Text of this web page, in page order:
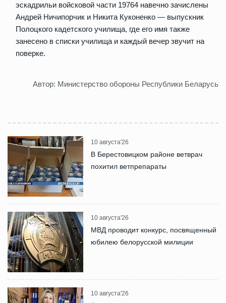
эскадрильи войсковой части 19764 навечно зачислены
Андрей Ничипорчик и Никита Куконенко — выпускник
Полоцкого кадетского училища, где его имя также
занесено в списки училища и каждый вечер звучит на
поверке.
Автор: Министерство обороны Республики Беларусь
10 августа'26
В Берестовицком районе ветврач
похитил ветпрепараты
10 августа'26
МВД проводит конкурс, посвященный
юбилею белорусской милиции
10 августа'26